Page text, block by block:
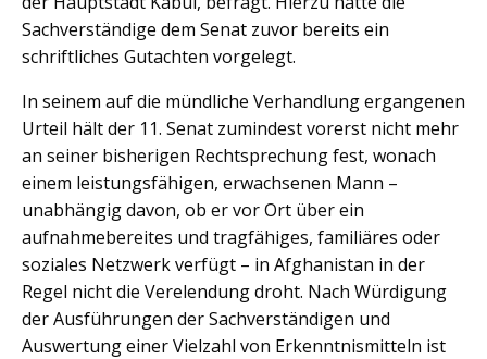
Sachverständige dem Senat zuvor bereits ein
schriftliches Gutachten vorgelegt.
In seinem auf die mündliche Verhandlung ergangenen
Urteil hält der 11. Senat zumindest vorerst nicht mehr
an seiner bisherigen Rechtsprechung fest, wonach
einem leistungsfähigen, erwachsenen Mann –
unabhängig davon, ob er vor Ort über ein
aufnahmebereites und tragfähiges, familiäres oder
soziales Netzwerk verfügt – in Afghanistan in der
Regel nicht die Verelendung droht. Nach Würdigung
der Ausführungen der Sachverständigen und
Auswertung einer Vielzahl von Erkenntnismitteln ist